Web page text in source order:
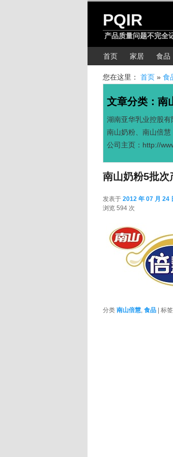
PQIR
产品质量问题不完
主菜单首页 家居 食品
您在这里： 首页 » 食
文章分类： 南
湖南亚华乳业控股有
南山奶粉、南山倍慧
公司主页：http://
南山奶粉5批次
发表于 2012 年 07 月 24
浏览 594 次
分类 南山倍慧, 食品 标签